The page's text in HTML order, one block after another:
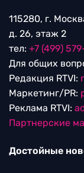
115280, г.
д. 26, этаж 2
тел: +7 (499)
Для общих
Редакция RTVI:
Маркетинг/PR:
Реклама RTVI:
Партнерские
Достойные